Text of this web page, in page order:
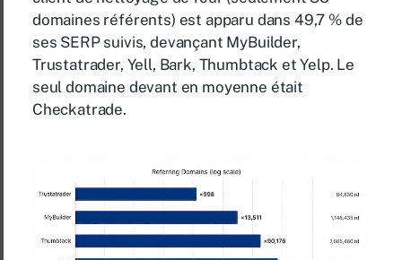
domaines référents) est apparu dans 49,7 % de
ses SERP suivis, devançant MyBuilder,
Trustatrader, Yell, Bark, Thumbtack et Yelp. Le
seul domaine devant en moyenne était
Checkatrade.